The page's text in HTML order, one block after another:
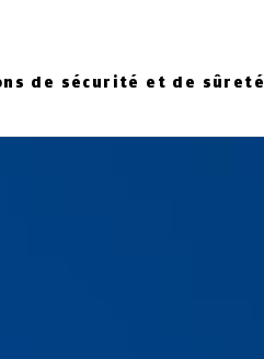
de sécurité et de sûreté